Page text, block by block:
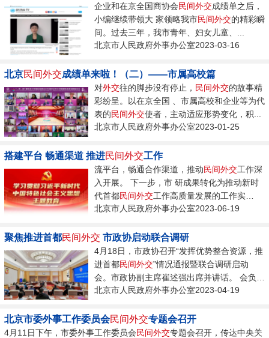
企业和在京全国商协会民间外交成绩单之后，
小编继续带领大 家领略我市民间外交的精彩瞬
间。过去三年，我市青年、妇女儿童、...
北京市人民政府外事办公室2023-03-16
北京民间外交成绩单来啦！（二）——市属高校篇
对外交往的脚步没有停止， 民间外交的故事精
彩纷呈。以在京全国 、市属高校和企业等为代
表的民间外交使者，主动适应形势变化，积...
北京市人民政府外事办公室2023-01-25
搭建平台 畅通渠道 推进民间外交工作
流平台，畅通合作渠道，推动民间外交工作深
入开展。 下一步，市 研成果转化为推动新时
代首都民间外交工作高质量发展的工作实
效。...
北京市人民政府外事办公室2023-06-19
聚焦推进首都民间外交 市政协启动联合调研
4月18日，市政协召开“发挥优势整合资源，推
进首都民间外交”情况通报暨联合调研启动
会。市政协副主席崔述强出席并讲话。 会负责
同志通报了北京市开展民间外交工作的基本情
北京市人民政府外事办公室2023-04-19
北京市委外事工作委员会民间外交专题会召开
4月11日下午，市委外事工作委员会民间外交专题会召开，传达中央关